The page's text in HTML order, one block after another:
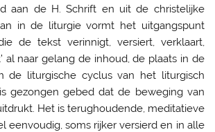
aan de H. Schrift en uit de christelijke
in de liturgie vormt het uitgangspunt
de tekst verinnigt, versiert, verklaart,
al naar gelang de inhoud, de plaats in de
de liturgische cyclus van het liturgisch
is gezongen gebed dat de beweging van
Het is terughoudende, meditatieve
eenvoudig, soms rijker versierd en in alle